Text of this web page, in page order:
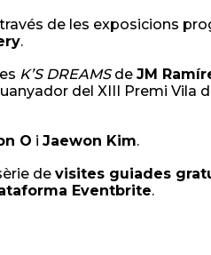
de les exposicions
.
K’S DREAMSde JM
del XIII Premi Vila
O i Jaewon Kim.
de visites guiades
Eventbrite.